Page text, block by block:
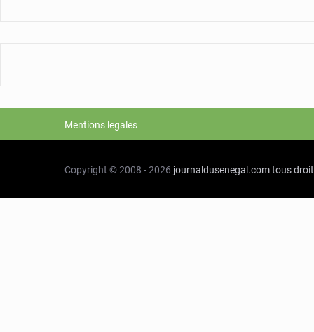
Mentions legales
Copyright © 2008 - 2026 journaldusenegal.comtous